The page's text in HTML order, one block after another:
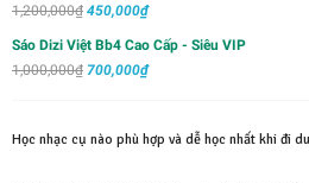
1,000,000₫.
700,000₫.
1,200,000₫ Giá
1,200,000₫.
450,000₫Giá
Sáo Dizi Việt Bb4 Cao Cấp - Siêu VIP
1,000,000₫ Giá
1,000,000₫.
700,000₫Giá
là:
Học nhạc cụ nào phù hợp và dễ học nhất khi đi